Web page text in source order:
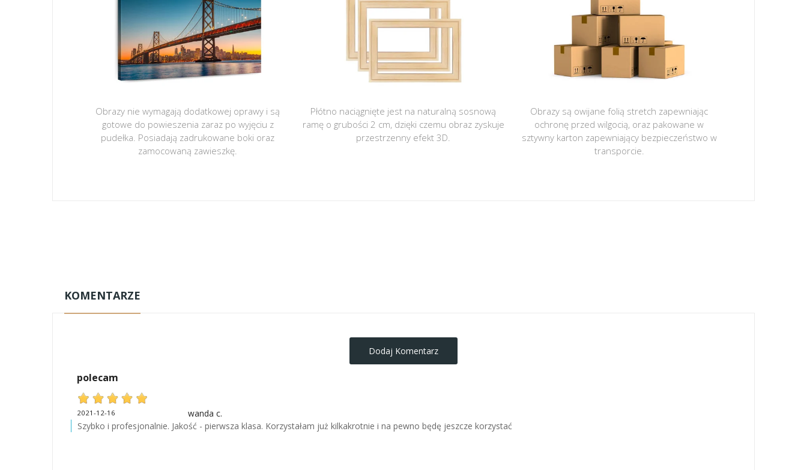
Obrazy nie wymagają dodatkowej oprawy i są
gotowe do powieszenia zaraz po wyjęciu z
pudełka. Posiadają zadrukowane boki oraz
zamocowaną zawieszkę.
Płótno naciągnięte jest na naturalną sosnową
ramę o grubości 2 cm, dzięki czemu obraz zyskuje
przestrzenny efekt 3D.
Obrazy są owijane folią stretch zapewniając
ochronę przed wilgocią, oraz pakowane w
sztywny karton zapewniający bezpieczeństwo w
transporcie.
KOMENTARZE
Dodaj Komentarz
polecam
2021-12-16
wanda c.
Szybko i profesjonalnie. Jakość - pierwsza klasa. Korzystałam już kilkakrotnie i na pewno będę jeszcze korzystać